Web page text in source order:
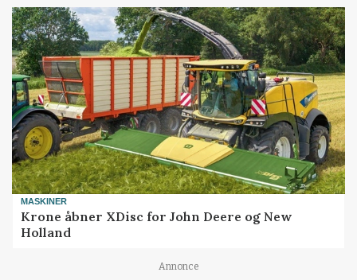
MASKINER
Krone åbner XDisc for John Deere og New
Holland
Annonce